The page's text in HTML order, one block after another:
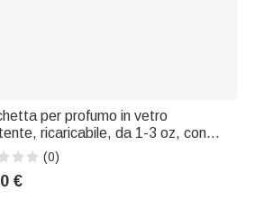
per profumo in vetro
ricaricabile, da 1-3 oz, con
floreale personalizzato, con nome e
per il corteo nuziale, anniversario,
damigella d'onore, migliore
(0)
€